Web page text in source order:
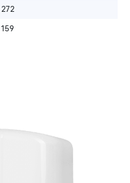
272
159